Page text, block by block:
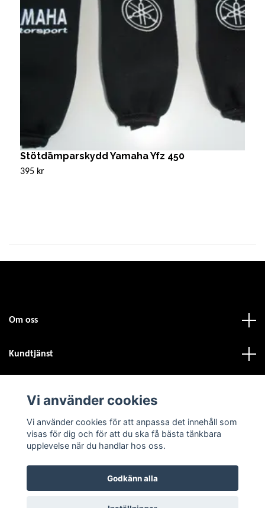
Stötdämparskydd Yamaha Yfz 450
395 kr
Om oss
Kundtjänst
Sociala medier
© 2026 Atvdäck.se
Vi använder cookies
Vi använder cookies för att anpassa det innehåll som
visas för dig och för att du ska få bästa tänkbara
upplevelse när du handlar hos oss.
Godkänn alla